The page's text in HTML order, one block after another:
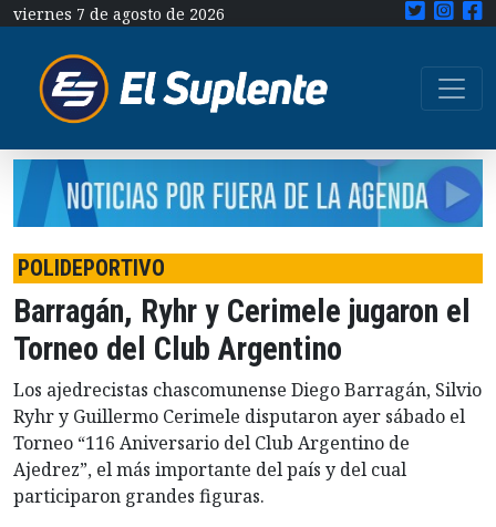
viernes 7 de agosto de 2026
POLIDEPORTIVO
Barragán, Ryhr y Cerimele jugaron el
Torneo del Club Argentino
Los ajedrecistas chascomunense Diego Barragán, Silvio
Ryhr y Guillermo Cerimele disputaron ayer sábado el
Torneo “116 Aniversario del Club Argentino de
Ajedrez”, el más importante del país y del cual
participaron grandes figuras.